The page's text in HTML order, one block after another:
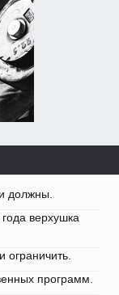
должны.
верхушка
программ.